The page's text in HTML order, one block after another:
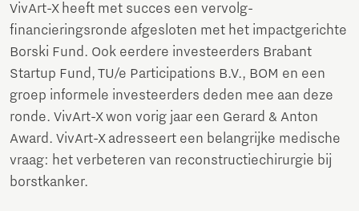
VivArt-X heeft met succes een vervolg-
financieringsronde afgesloten met het impactgerichte
Borski Fund. Ook eerdere investeerders Brabant
Startup Fund, TU/e Participations B.V., BOM en een
groep informele investeerders deden mee aan deze
ronde. VivArt-X won vorig jaar een Gerard & Anton
Award. VivArt-X adresseert een belangrijke medische
vraag: het verbeteren van reconstructiechirurgie bij
borstkanker.